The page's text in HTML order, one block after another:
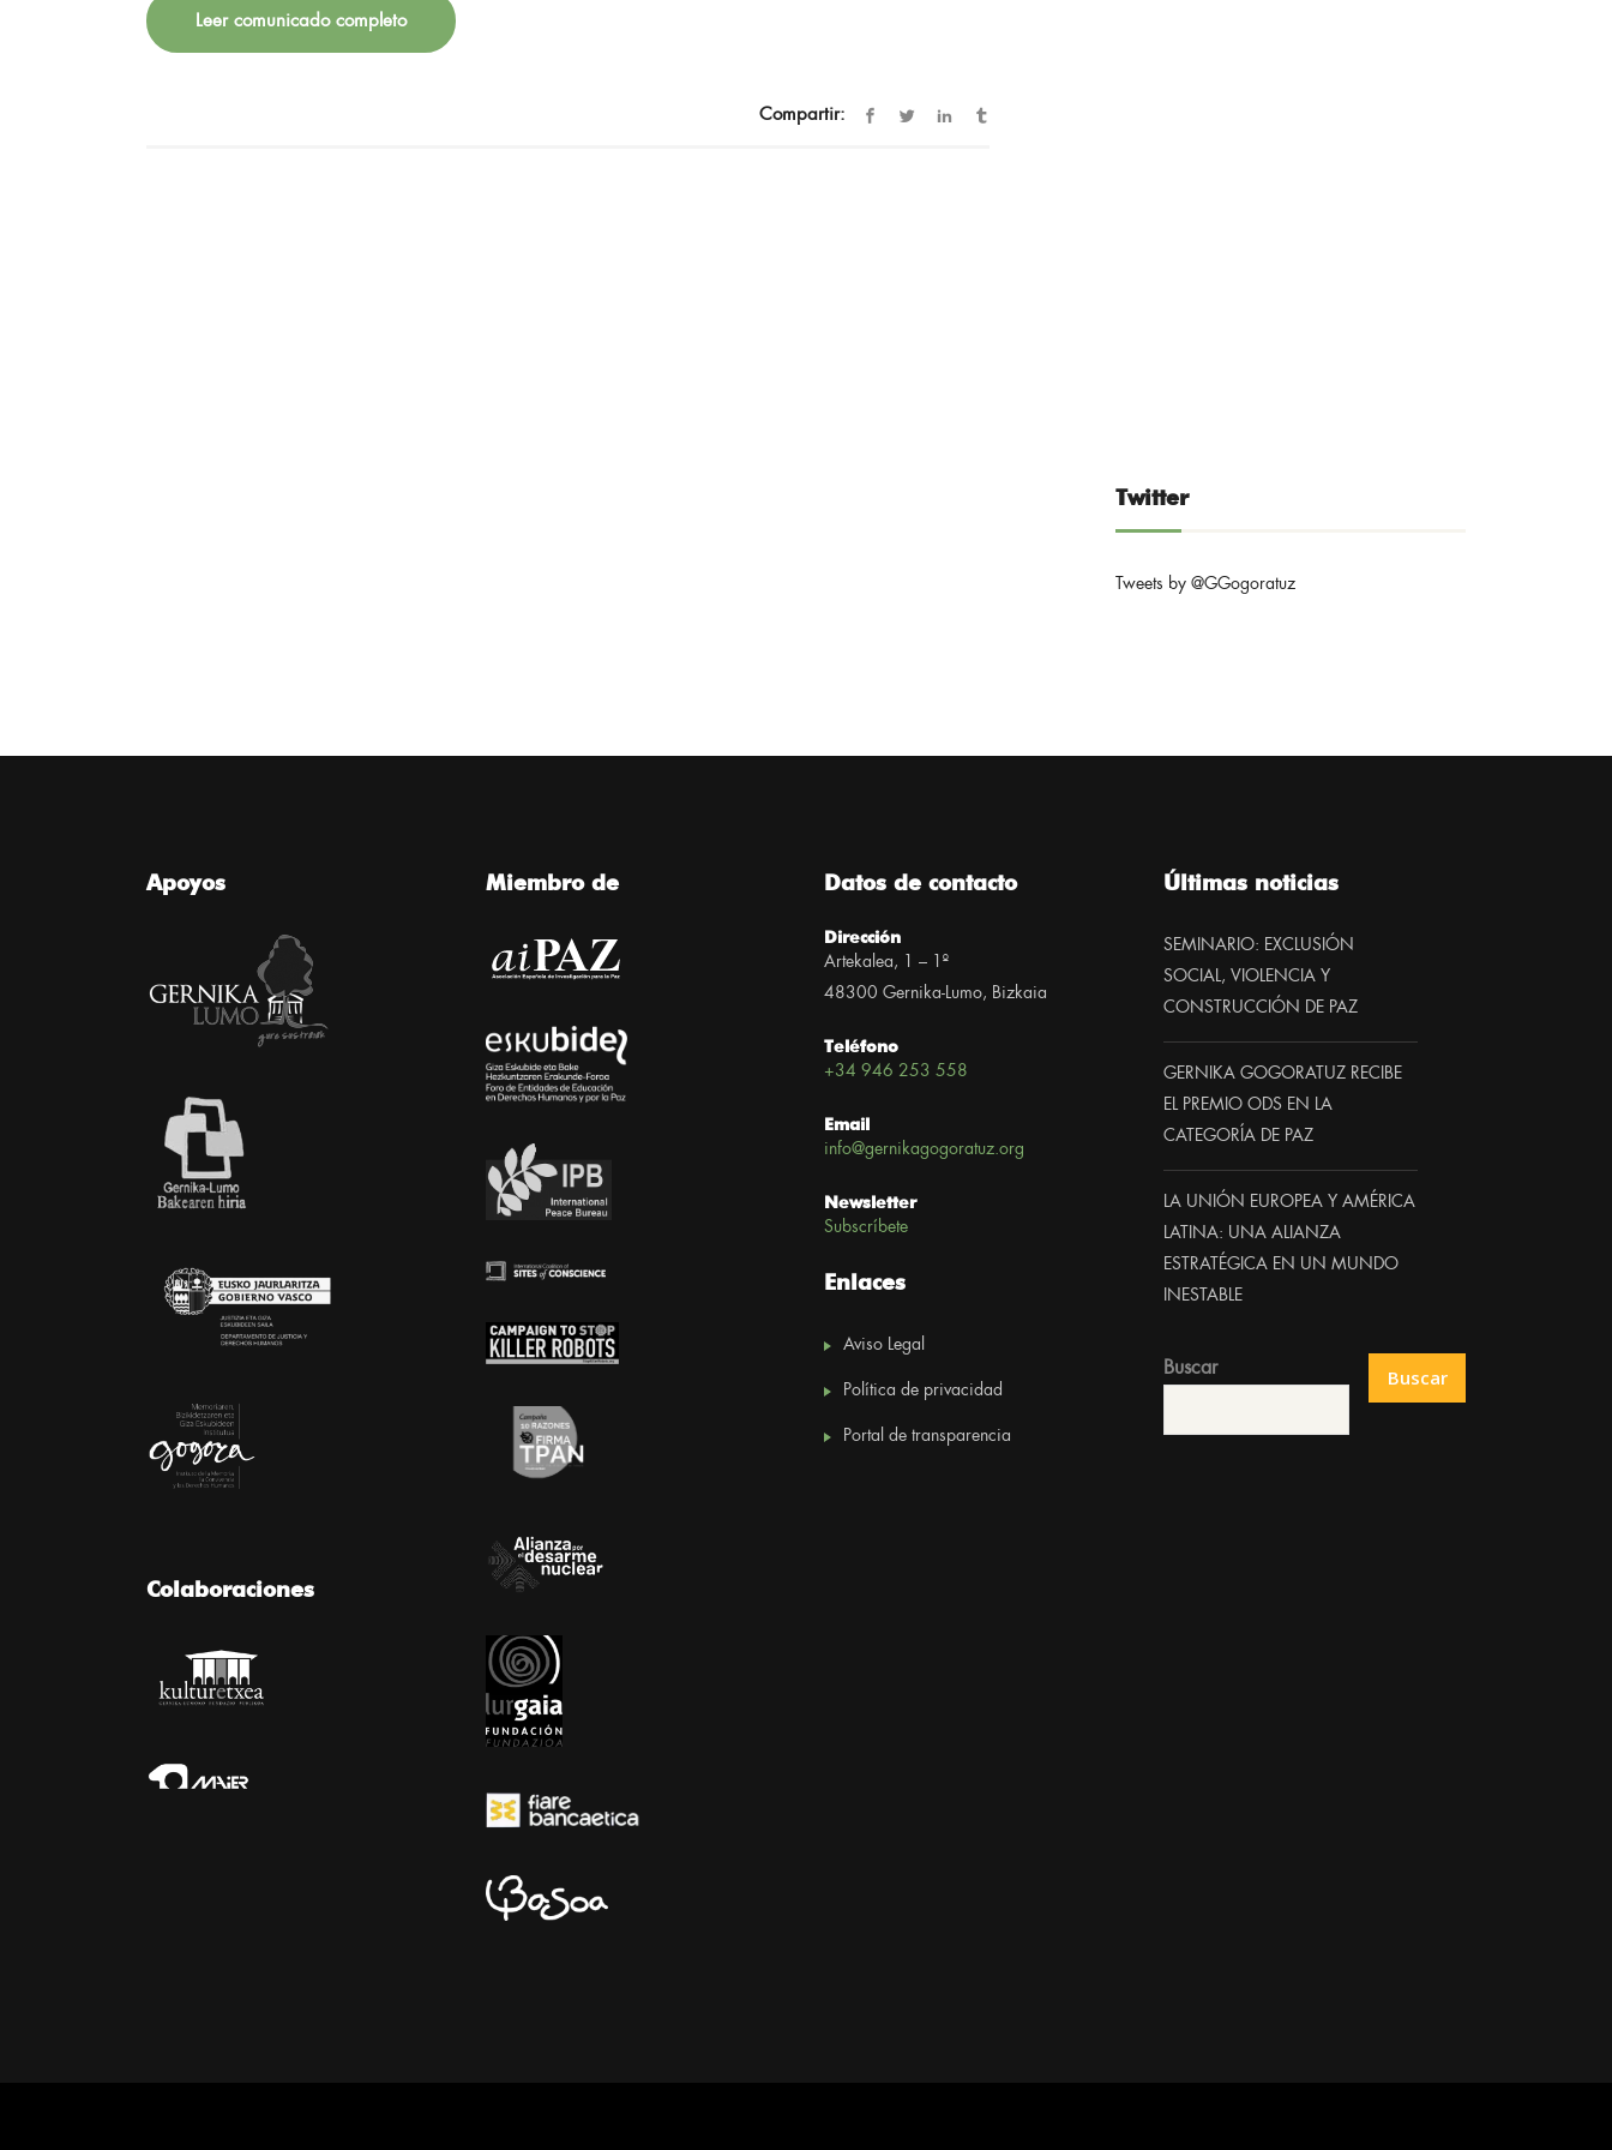
Leer comunicado completo
Compartir:
Twitter
Tweets by @GGogoratuz
Apoyos
Colaboraciones
Miembro de Datos de contacto
Dirección
Artekalea, 1 – 1º
48300 Gernika-Lumo, Bizkaia
Teléfono
+34 946 253 558
Email
info@gernikagogoratuz.org
Newsletter
Subscríbete
Enlaces
Aviso Legal
Política de privacidad
Portal de transparencia
Últimas noticias
SEMINARIO: EXCLUSIÓN
SOCIAL, VIOLENCIA Y
CONSTRUCCIÓN DE PAZ
GERNIKA GOGORATUZ RECIBE
EL PREMIO ODS EN LA
CATEGORÍA DE PAZ
LA UNIÓN EUROPEA Y AMÉRICA
LATINA: UNA ALIANZA
ESTRATÉGICA EN UN MUNDO
INESTABLE
Buscar Buscar